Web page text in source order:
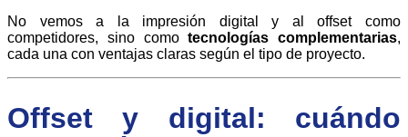
No vemos a la impresión digital y al offset como
competidores, sino comotecnologías complementarias,
cada una con ventajas claras según el tipo de proyecto.
Offset y digital: cuándo